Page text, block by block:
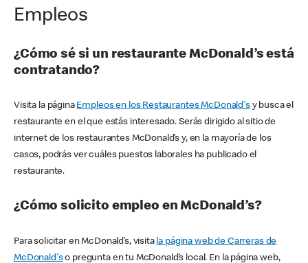
Empleos
¿Cómo sé si un restaurante McDonald’s está
contratando?
Visita la página Empleos en los Restaurantes McDonald'sy busca el
restaurante en el que estás interesado. Serás dirigido al sitio de
internet de los restaurantes McDonald’s y, en la mayoría de los
casos, podrás ver cuáles puestos laborales ha publicado el
restaurante.
¿Cómo solicito empleo en McDonald’s?
Para solicitar en McDonald’s, visita la página web de Carreras de
McDonald'so pregunta en tu McDonald’s local. En la página web,